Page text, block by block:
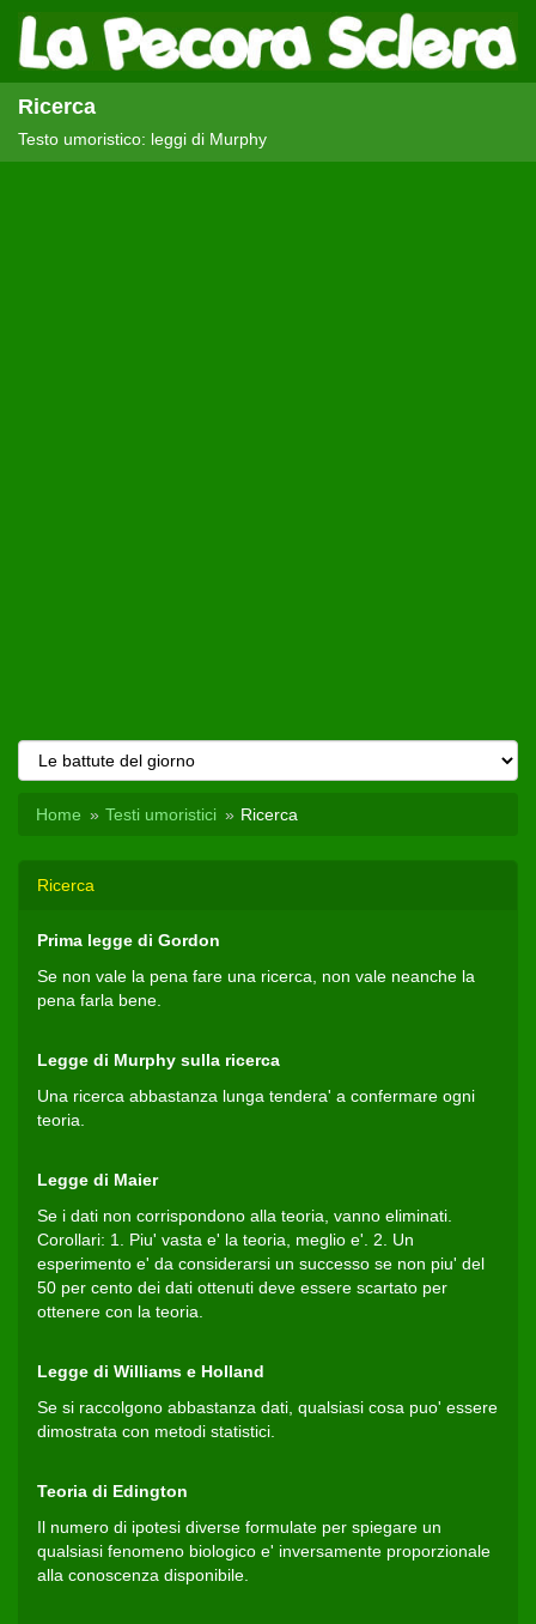
Ricerca
Testo umoristico: leggi di Murphy
Home Testi umoristici Ricerca
Ricerca
Prima legge di Gordon
Se non vale la pena fare una ricerca, non vale neanche la
pena farla bene.
Legge di Murphy sulla ricerca
Una ricerca abbastanza lunga tendera' a confermare ogni
teoria.
Legge di Maier
Se i dati non corrispondono alla teoria, vanno eliminati.
Corollari: 1. Piu' vasta e' la teoria, meglio e'. 2. Un
esperimento e' da considerarsi un successo se non piu' del
50 per cento dei dati ottenuti deve essere scartato per
ottenere con la teoria.
Legge di Williams e Holland
Se si raccolgono abbastanza dati, qualsiasi cosa puo' essere
dimostrata con metodi statistici.
Teoria di Edington
Il numero di ipotesi diverse formulate per spiegare un
qualsiasi fenomeno biologico e' inversamente proporzionale
alla conoscenza disponibile.